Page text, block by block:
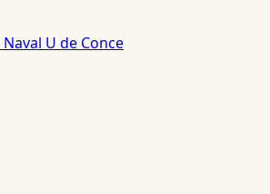
Naval U de Conce